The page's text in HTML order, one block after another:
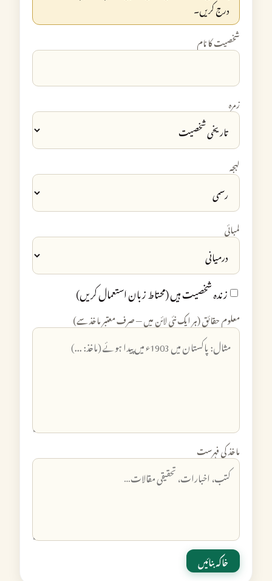
درج کریں۔
شخصیت کا نام
زمرہ
لہجہ
لمبائی
زندہ شخصیت ہیں (محتاط زبان استعمال کریں)
معلوم حقائق (ہر ایک نئی لائن میں — صرف معتبر ماخذ سے)
ماخذ کی فہرست
خاکہ بنائیں